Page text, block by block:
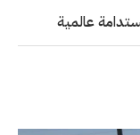
عالمية